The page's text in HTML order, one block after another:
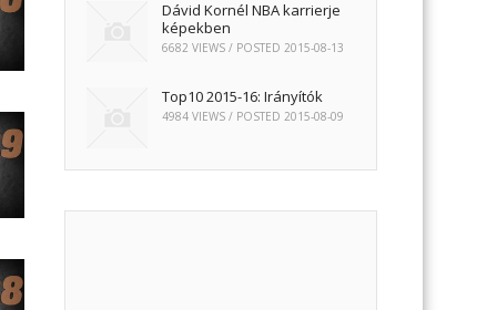
Dávid Kornél NBA karrierje
képekben
6682 VIEWS / POSTED2015-08-13
Top10 2015-16: Irányítók
4984 VIEWS / POSTED 2015-08-09